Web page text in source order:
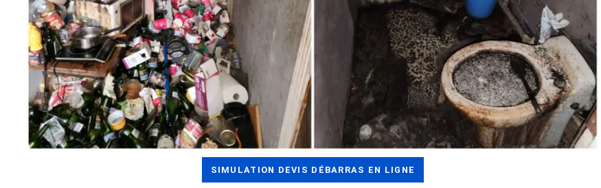
SIMULATION DEVIS DÉBARRAS EN LIGNE